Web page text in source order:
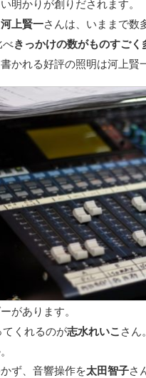
明かりが創りだされます。
河上賢一さんは、いままで数
べきっかけの数がものすごく
かれる好評の照明は河上賢
があります。
くれるのが志水れいこさん
ず、音響操作を太田智子さ